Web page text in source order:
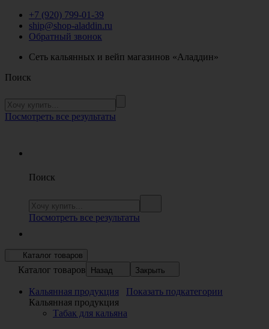
+7 (920) 799-01-39
ship@shop-aladdin.ru
Обратный звонок
Сеть кальянных и вейп магазинов «Аладдин»
Поиск
Посмотреть все результаты
Поиск
Посмотреть все результаты
Каталог товаров
Каталог товаров Назад Закрыть
Кальянная продукция
Показать подкатегории
Кальянная продукция
Табак для кальяна